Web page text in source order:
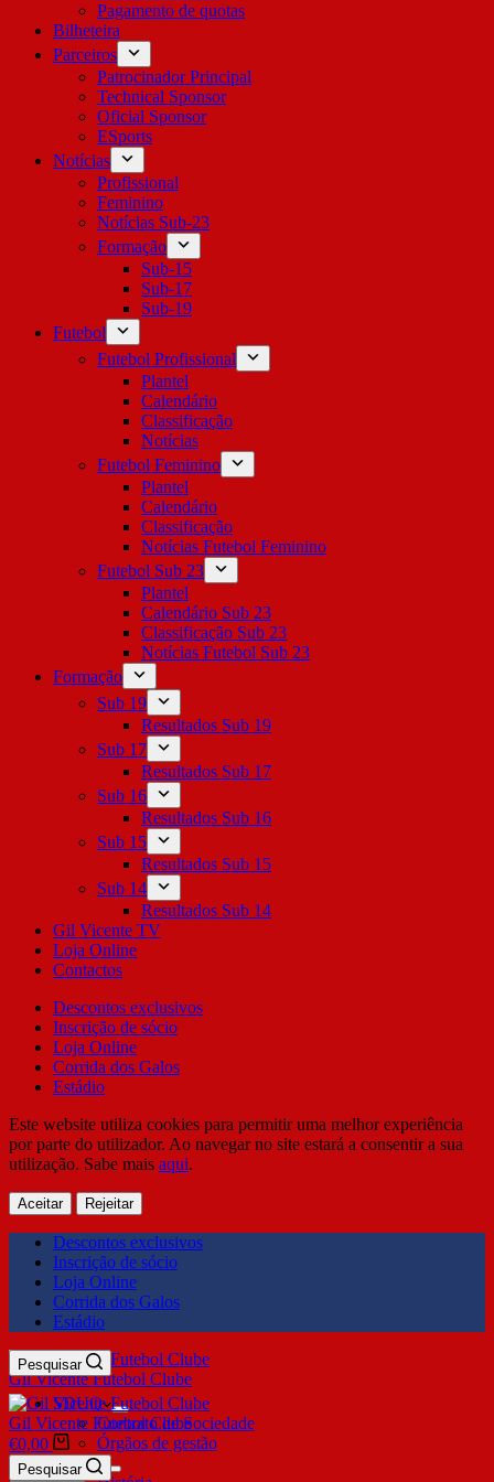
Pagamento de quotas
Bilheteira
Parceiros
Patrocinador Principal
Technical Sponsor
Oficial Sponsor
ESports
Notícias
Profissional
Feminino
Notícias Sub-23
Formação
Sub-15
Sub-17
Sub-19
Futebol
Futebol Profissional
Plantel
Calendário
Classificação
Notícias
Futebol Feminino
Plantel
Calendário
Classificação
Notícias Futebol Feminino
Futebol Sub 23
Plantel
Calendário Sub 23
Classificação Sub 23
Notícias Futebol Sub 23
Formação
Sub 19
Resultados Sub 19
Sub 17
Resultados Sub 17
Sub 16
Resultados Sub 16
Sub 15
Resultados Sub 15
Sub 14
Resultados Sub 14
Gil Vicente TV
Loja Online
Contactos
Descontos exclusivos
Inscrição de sócio
Loja Online
Corrida dos Galos
Estádio
Este website utiliza cookies para permitir uma melhor experiência
por parte do utilizador. Ao navegar no site estará a consentir a sua
utilização. Sabe mais aqui.
Aceitar Rejeitar
Descontos exclusivos
Inscrição de sócio
Loja Online
Corrida dos Galos
Estádio
Gil Vicente Futebol Clube
Pesquisar
SDUQ
Contrato de Sociedade
Órgãos de gestão
Clube
Gil Vicente Futebol Clube
€0,00
Pesquisar